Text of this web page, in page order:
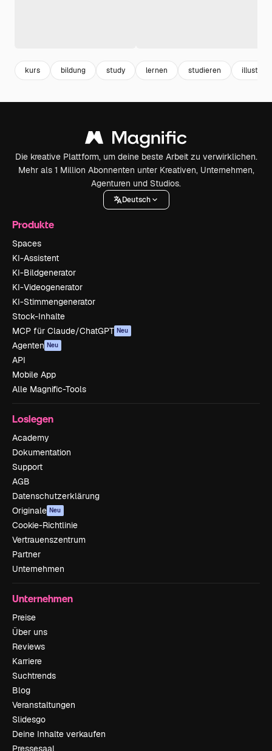
kurs bildung study lernen studieren
Die kreative Plattform, um deine beste Arbeit zu verwirklichen.
Mehr als 1 Million Abonnenten unter Kreativen, Unternehmen,
Agenturen und Studios.
Deutsch
Produkte
Spaces
KI-Assistent
KI-Bildgenerator
KI-Videogenerator
KI-Stimmengenerator
Stock-Inhalte
MCP für Claude/ChatGPT Neu
Agenten Neu
API
Mobile App
Alle Magnific-Tools
Loslegen
Academy
Dokumentation
Support
AGB
Datenschutzerklärung
Originale Neu
Cookie-Richtlinie
Vertrauenszentrum
Partner
Unternehmen
Unternehmen
Preise
Über uns
Reviews
Karriere
Suchtrends
Blog
Veranstaltungen
Slidesgo
Deine Inhalte verkaufen
Pressesaal